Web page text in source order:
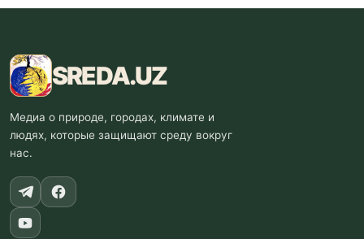
SREDA.UZ
Медиа о природе, городах, климате и
людях, которые защищают среду вокруг
нас.